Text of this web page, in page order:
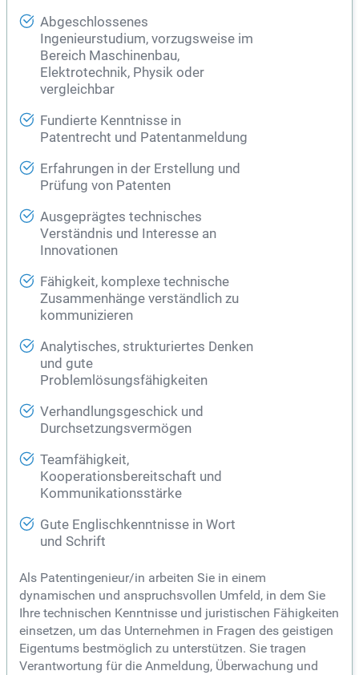
Abgeschlossenes
Ingenieurstudium, vorzugsweise im
Bereich Maschinenbau,
Elektrotechnik, Physik oder
vergleichbar
Fundierte Kenntnisse in
Patentrecht und Patentanmeldung
Erfahrungen in der Erstellung und
Prüfung von Patenten
Ausgeprägtes technisches
Verständnis und Interesse an
Innovationen
Fähigkeit, komplexe technische
Zusammenhänge verständlich zu
kommunizieren
Analytisches, strukturiertes Denken
und gute
Problemlösungsfähigkeiten
Verhandlungsgeschick und
Durchsetzungsvermögen
Teamfähigkeit,
Kooperationsbereitschaft und
Kommunikationsstärke
Gute Englischkenntnisse in Wort
und Schrift
Als Patentingenieur/in arbeiten Sie in einem
dynamischen und anspruchsvollen Umfeld, in dem Sie
Ihre technischen Kenntnisse und juristischen Fähigkeiten
einsetzen, um das Unternehmen in Fragen des geistigen
Eigentums bestmöglich zu unterstützen. Sie tragen
Verantwortung für die Anmeldung, Überwachung und